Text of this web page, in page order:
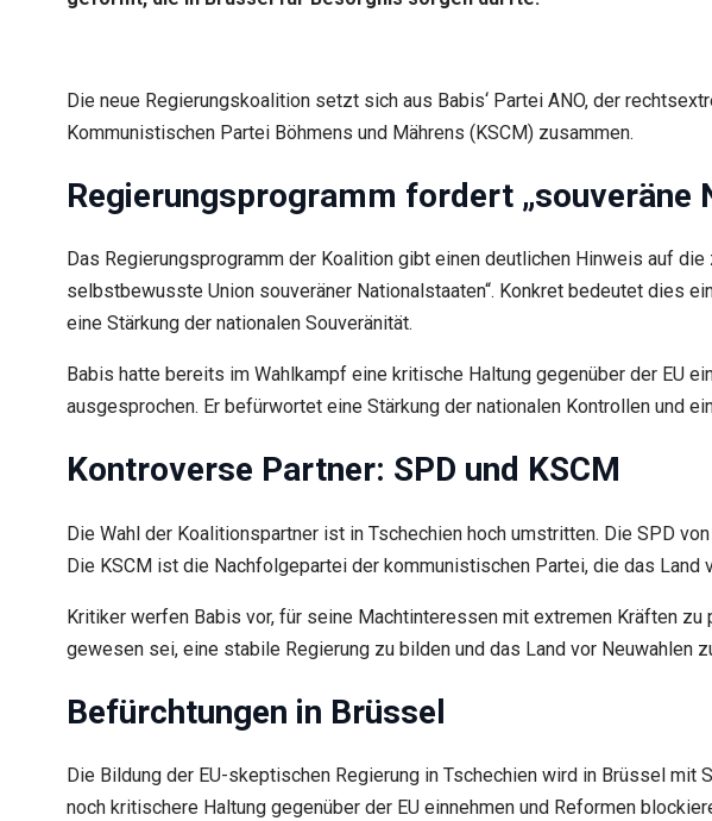
Die neue Regierungskoalition setzt sich aus Babis‘ Partei ANO, der
Kommunistischen Partei Böhmens und Mährens (KSCM) zusammen.
Regierungsprogramm fordert „souveräne
Das Regierungsprogramm der Koalition gibt einen deutlichen Hinweis auf
selbstbewusste Union souveräner Nationalstaaten“. Konkret bedeutet dies
eine Stärkung der nationalen Souveränität.
Babis hatte bereits im Wahlkampf eine kritische Haltung gegenüber der EU
ausgesprochen. Er befürwortet eine Stärkung der nationalen Kontrollen und
Kontroverse Partner: SPD und KSCM
Die Wahl der Koalitionspartner ist in Tschechien hoch umstritten. Die SPD
Die KSCM ist die Nachfolgepartei der kommunistischen Partei, die das Land
Kritiker werfen Babis vor, für seine Machtinteressen mit extremen Kräften
gewesen sei, eine stabile Regierung zu bilden und das Land vor Neuwahlen
Befürchtungen in Brüssel
Die Bildung der EU-skeptischen Regierung in Tschechien wird in Brüssel
noch kritischere Haltung gegenüber der EU einnehmen und Reformen